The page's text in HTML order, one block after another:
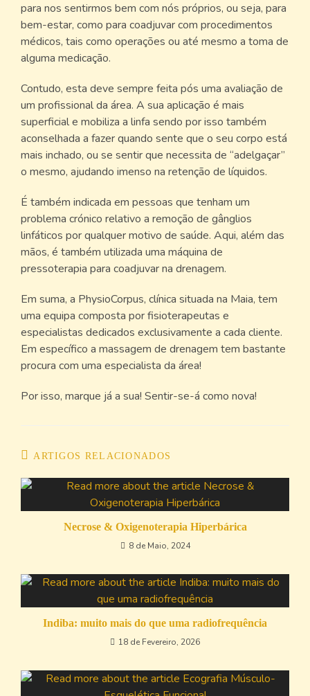
para nos sentirmos bem com nós próprios, ou seja, para
bem-estar, como para coadjuvar com procedimentos
médicos, tais como operações ou até mesmo a toma de
alguma medicação.
Contudo, esta deve sempre feita pós uma avaliação de
um profissional da área. A sua aplicação é mais
superficial e mobiliza a linfa sendo por isso também
aconselhada a fazer quando sente que o seu corpo está
mais inchado, ou se sentir que necessita de “adelgaçar”
o mesmo, ajudando imenso na retenção de líquidos.
É também indicada em pessoas que tenham um
problema crónico relativo a remoção de gânglios
linfáticos por qualquer motivo de saúde. Aqui, além das
mãos, é também utilizada uma máquina de
pressoterapia para coadjuvar na drenagem.
Em suma, a PhysioCorpus, clínica situada na Maia, tem
uma equipa composta por fisioterapeutas e
especialistas dedicados exclusivamente a cada cliente.
Em específico a massagem de drenagem tem bastante
procura com uma especialista da área!
Por isso, marque já a sua! Sentir-se-á como nova!
ARTIGOS RELACIONADOS
Necrose & Oxigenoterapia Hiperbárica
8 de Maio, 2024
Indiba: muito mais do que uma radiofrequência
18 de Fevereiro, 2026